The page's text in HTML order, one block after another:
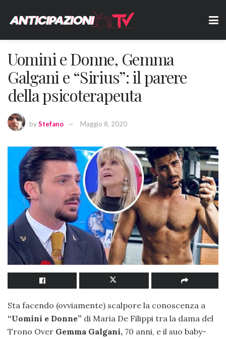
Uomini e Donne, Gemma
Galgani e “Sirius”: il parere
della psicoterapeuta
byStefano Maggio 8, 2020
Sta facendo (ovviamente) scalpore la conoscenza a
“Uomini e Donne” di Maria De Filippi tra la dama del
Trono Over Gemma Galgani, 70 anni, e il suo baby-